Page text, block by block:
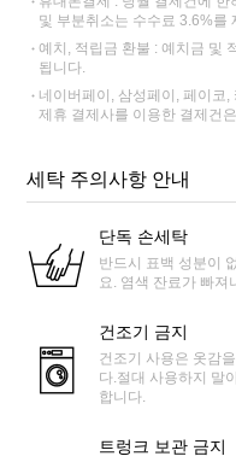
및 부분취소는 수수료 3.6%를
예치, 적립금 환불 : 예치금 및
됩니다.
네이버페이, 삼성페이, 페이코
제휴 결제사를 이용한 결제건
세탁 주의사항 안내
단독 손세탁
반드시 표백 성분이
요. 염색 잔료가 빠져
건조기 금지
건조기 사용은 옷감
다.절대 사용하지 말
합니다.
트렁크 보관 금지